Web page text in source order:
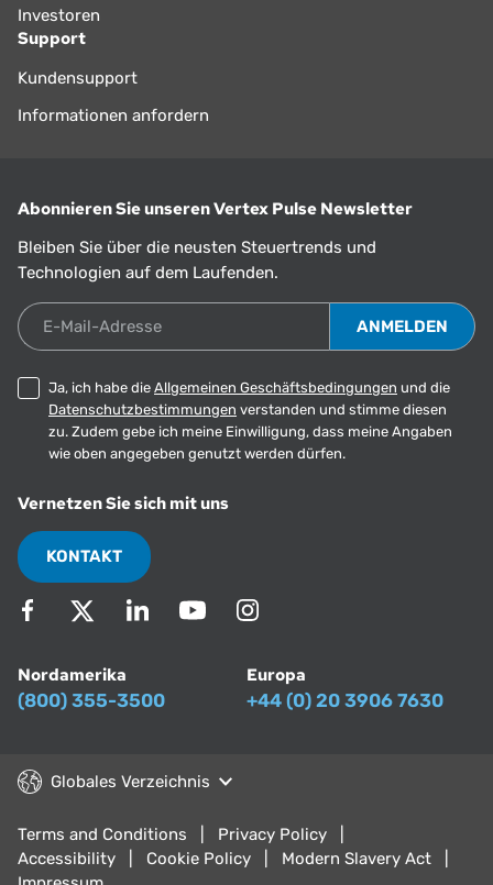
Investoren
Support
Kundensupport
Informationen anfordern
Abonnieren Sie unseren Vertex Pulse Newsletter
Bleiben Sie über die neusten Steuertrends und
Technologien auf dem Laufenden.
E-Mail-Adresse
Ja, ich habe die Allgemeinen Geschäftsbedingungen und die
Datenschutzbestimmungen verstanden und stimme diesen
zu. Zudem gebe ich meine Einwilligung, dass meine Angaben
wie oben angegeben genutzt werden dürfen.
Vernetzen Sie sich mit uns
KONTAKT
Nordamerika
(800) 355-3500
Europa
+44 (0) 20 3906 7630
Globales Verzeichnis
Terms and Conditions
Privacy Policy
Accessibility
Cookie Policy
Modern Slavery Act